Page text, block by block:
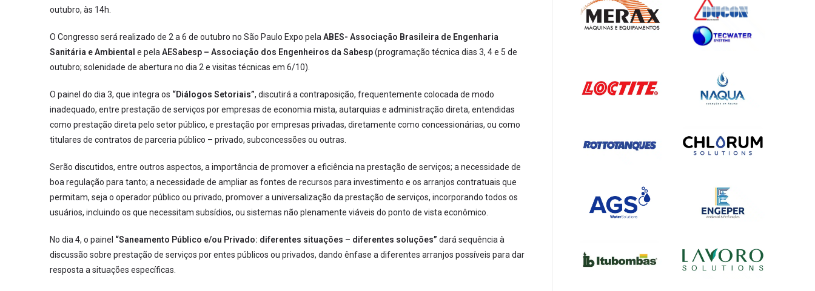
outubro, às 14h.
O Congresso será realizado de 2 a 6 de outubro no São Paulo Expo pela ABES- Associação Brasileira de Engenharia
Sanitária e Ambiental e pela AESabesp – Associação dos Engenheiros da Sabesp(programação técnica dias 3, 4 e 5 de
outubro; solenidade de abertura no dia 2 e visitas técnicas em 6/10).
O painel do dia 3, que integra os “Diálogos Setoriais”, discutirá a contraposição, frequentemente colocada de modo
inadequado, entre prestação de serviços por empresas de economia mista, autarquias e administração direta, entendidas
como prestação direta pelo setor público, e prestação por empresas privadas, diretamente como concessionárias, ou como
titulares de contratos de parceria público – privado, subconcessões ou outras.
Serão discutidos, entre outros aspectos, a importância de promover a eficiência na prestação de serviços; a necessidade de
boa regulação para tanto; a necessidade de ampliar as fontes de recursos para investimento e os arranjos contratuais que
permitam, seja o operador público ou privado, promover a universalização da prestação de serviços, incorporando todos os
usuários, incluindo os que necessitam subsídios, ou sistemas não plenamente viáveis do ponto de vista econômico.
No dia 4, o painel “Saneamento Público e/ou Privado: diferentes situações – diferentes soluções” dará sequência à
discussão sobre prestação de serviços por entes públicos ou privados, dando ênfase a diferentes arranjos possíveis para dar
resposta a situações específicas.